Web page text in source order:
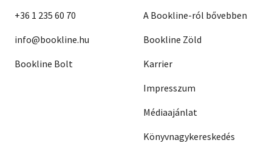
+36 1 235 60 70
info@bookline.hu
Bookline Bolt
A Bookline-ról bővebben
Bookline Zöld
Karrier
Impresszum
Médiaajánlat
Könyvnagykereskedés